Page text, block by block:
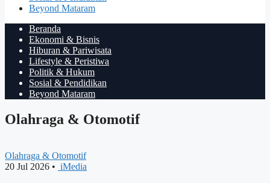
Beyond Mataram
Beranda
Ekonomi & Bisnis
Hiburan & Pariwisata
Lifestyle & Peristiwa
Politik & Hukum
Sosial & Pendidikan
Beyond Mataram
Olahraga & Otomotif
Olahraga & Otomotif
20 Jul 2026 • iMedia